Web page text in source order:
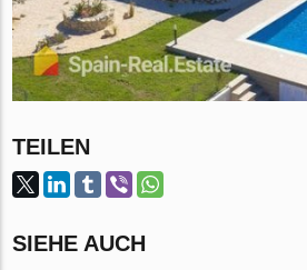
TEILEN
SIEHE AUCH